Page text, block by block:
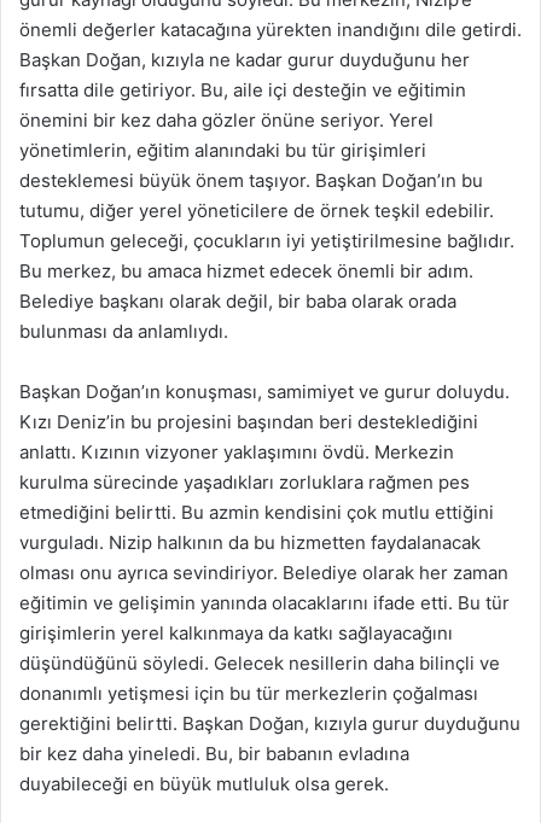
önemli değerler katacağına yürekten inandığını dile getirdi.
Başkan Doğan, kızıyla ne kadar gurur duyduğunu her
fırsatta dile getiriyor. Bu, aile içi desteğin ve eğitimin
önemini bir kez daha gözler önüne seriyor. Yerel
yönetimlerin, eğitim alanındaki bu tür girişimleri
desteklemesi büyük önem taşıyor. Başkan Doğan’ın bu
tutumu, diğer yerel yöneticilere de örnek teşkil edebilir.
Toplumun geleceği, çocukların iyi yetiştirilmesine bağlıdır.
Bu merkez, bu amaca hizmet edecek önemli bir adım.
Belediye başkanı olarak değil, bir baba olarak orada
bulunması da anlamlıydı.
Başkan Doğan’ın konuşması, samimiyet ve gurur doluydu.
Kızı Deniz’in bu projesini başından beri desteklediğini
anlattı. Kızının vizyoner yaklaşımını övdü. Merkezin
kurulma sürecinde yaşadıkları zorluklara rağmen pes
etmediğini belirtti. Bu azmin kendisini çok mutlu ettiğini
vurguladı. Nizip halkının da bu hizmetten faydalanacak
olması onu ayrıca sevindiriyor. Belediye olarak her zaman
eğitimin ve gelişimin yanında olacaklarını ifade etti. Bu tür
girişimlerin yerel kalkınmaya da katkı sağlayacağını
düşündüğünü söyledi. Gelecek nesillerin daha bilinçli ve
donanımlı yetişmesi için bu tür merkezlerin çoğalması
gerektiğini belirtti. Başkan Doğan, kızıyla gurur duyduğunu
bir kez daha yineledi. Bu, bir babanın evladına
duyabileceği en büyük mutluluk olsa gerek.